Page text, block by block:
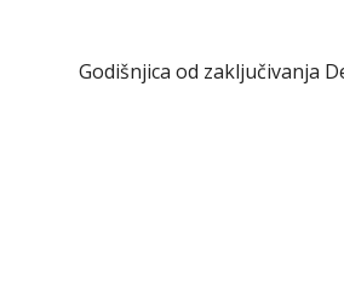
Godišnjica od zaključivanja